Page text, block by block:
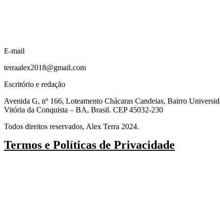
E-mail
terraalex2018@gmail.com
Escritório e redação
Avenida G, nº 166, Loteamento Chácaras Candeias, Bairro
Vitória da Conquista – BA, Brasil. CEP 45032-230
Todos direitos reservados, Alex Terra 2024.
Termos e Políticas de Privacidade